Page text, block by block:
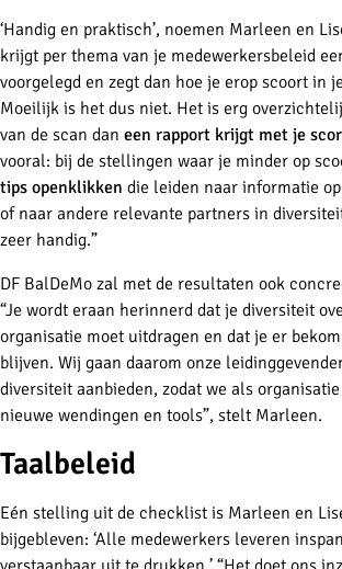
‘Handig en praktisch’, noemen Marleen en
krijgt per thema van je medewerkersbeleid
voorgelegd en zegt dan hoe je erop scoort in
Moeilijk is het dus niet. Het is erg
van de scan dan een rapport krijgt met je
vooral: bij de stellingen waar je minder op
tips openklikken die leiden naar informatie
of naar andere relevante partners in
zeer handig.”
DF BalDeMo zal met de resultaten ook
“Je wordt eraan herinnerd dat je diversiteit
organisatie moet uitdragen en dat je er
blijven. Wij gaan daarom onze
diversiteit aanbieden, zodat we als
nieuwe wendingen en tools”, stelt Marleen.
Taalbeleid
Eén stelling uit de checklist is Marleen en
bijgebleven: ‘Alle medewerkers leveren